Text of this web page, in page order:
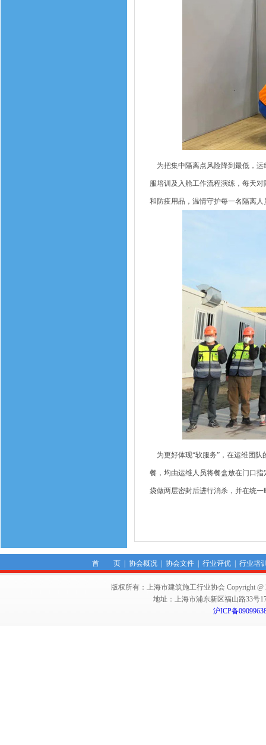
为把集中隔离点风险降到最低，运
服培训及入舱工作流程演练，每天
和防疫用品，温情守护每一名隔离人
为更好体现“软服务”，在运维团队
餐，均由运维人员将餐盒放在门口
袋做两层密封后进行消杀，并在统
首 页| 协会概况| 协会文件| 行业评优| 行业培
版权所有：上海市建筑施工行业协会 Copyright @
地址：上海市浦东新区福山路33号
沪ICP备